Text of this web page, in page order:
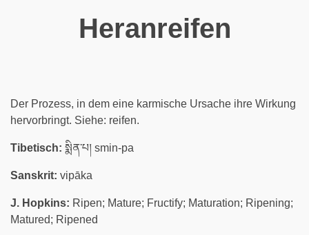
Heranreifen
Der Prozess, in dem eine karmische Ursache ihre Wirkung
hervorbringt. Siehe: reifen.
Tibetisch: སྨིན་པ། smin-pa
Sanskrit: vipāka
J. Hopkins: Ripen; Mature; Fructify; Maturation; Ripening;
Matured; Ripened